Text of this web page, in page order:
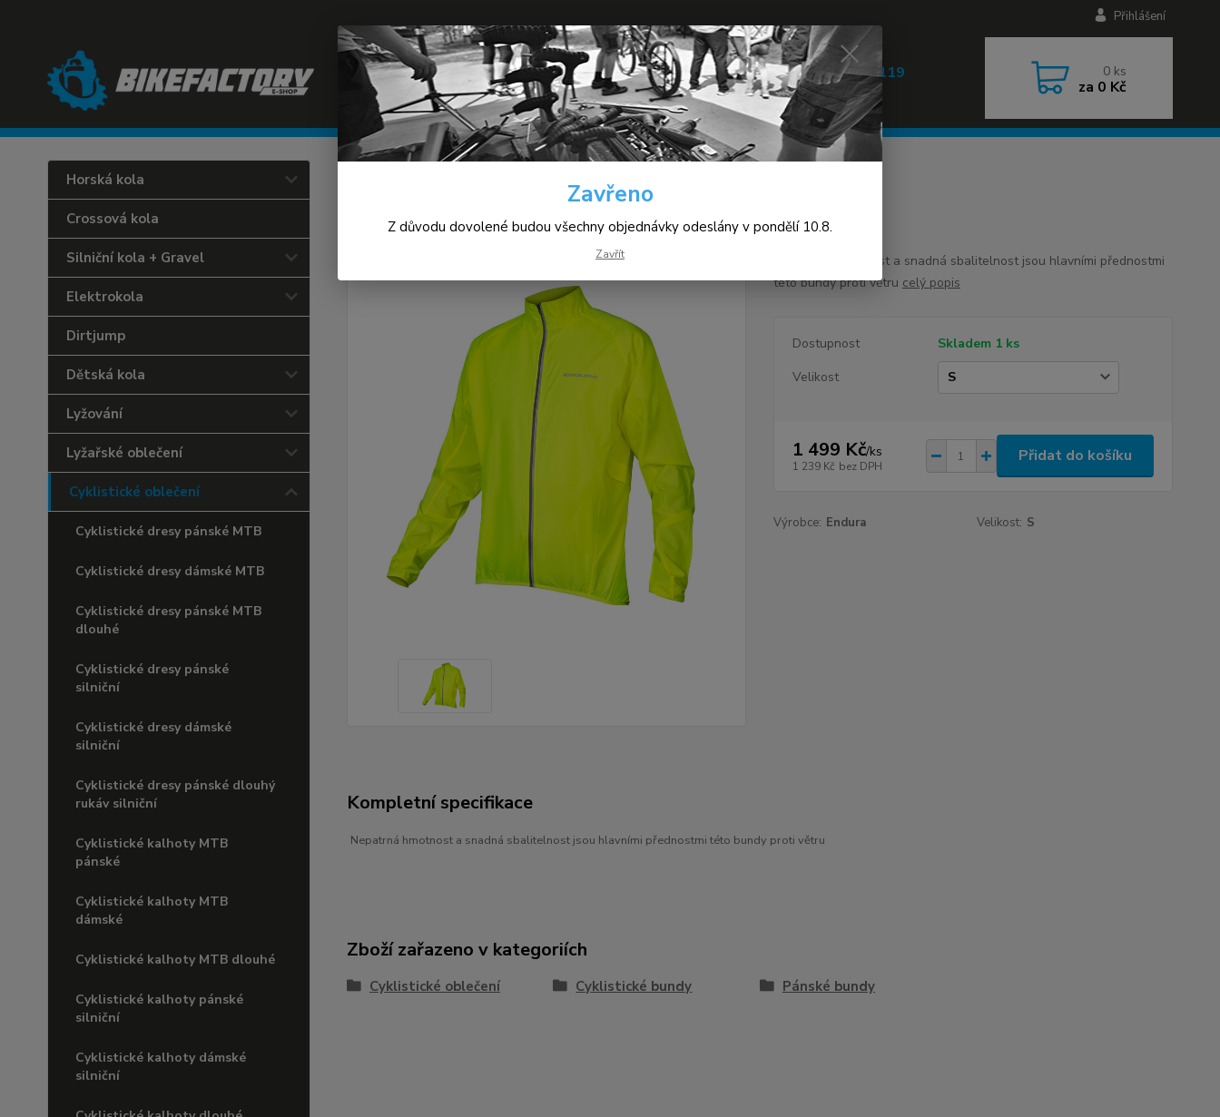
Přihlášení
Hledat +420 608 030 119
(Po-Pá 9-17h)
0 ks
za 0 Kč
Horská kola
Crossová kola
Silniční kola + Gravel
Elektrokola
Dirtjump
Dětská kola
Lyžování
Lyžařské oblečení
Cyklistické oblečení
Cyklistické dresy pánské MTB
Cyklistické dresy dámské MTB
Cyklistické dresy pánské MTB
dlouhé
Cyklistické dresy pánské
silniční
Cyklistické dresy dámské
silniční
Cyklistické dresy pánské dlouhý
rukáv silniční
Cyklistické kalhoty MTB
pánské
Cyklistické kalhoty MTB
dámské
Cyklistické kalhoty MTB dlouhé
Cyklistické kalhoty pánské
silniční
Cyklistické kalhoty dámské
silniční
Endura Pakajak E3193YV
Nepatrná hmotnost a snadná sbalitelnost jsou hlavními přednostmi
této bundy proti větru celý popis
Dostupnost
Skladem 1 ks
Velikost
1 499 Kč/ks
1 239 Kč bez DPH
Přidat do košíku
Výrobce: Endura Velikost: S
Kompletní specifikace
Nepatrná hmotnost a snadná sbalitelnost jsou hlavními přednostmi této bundy proti větru
Zboží zařazeno v kategoriích
Cyklistické oblečení Cyklistické bundy Pánské bundy
Zavřeno
Z důvodu dovolené budou všechny objednávky odeslány v pondělí 10.8.
Zavřít